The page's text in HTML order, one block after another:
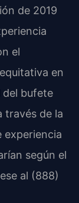
de 2019
el
en
del bufete
través de la
experiencia
según el
al (888)